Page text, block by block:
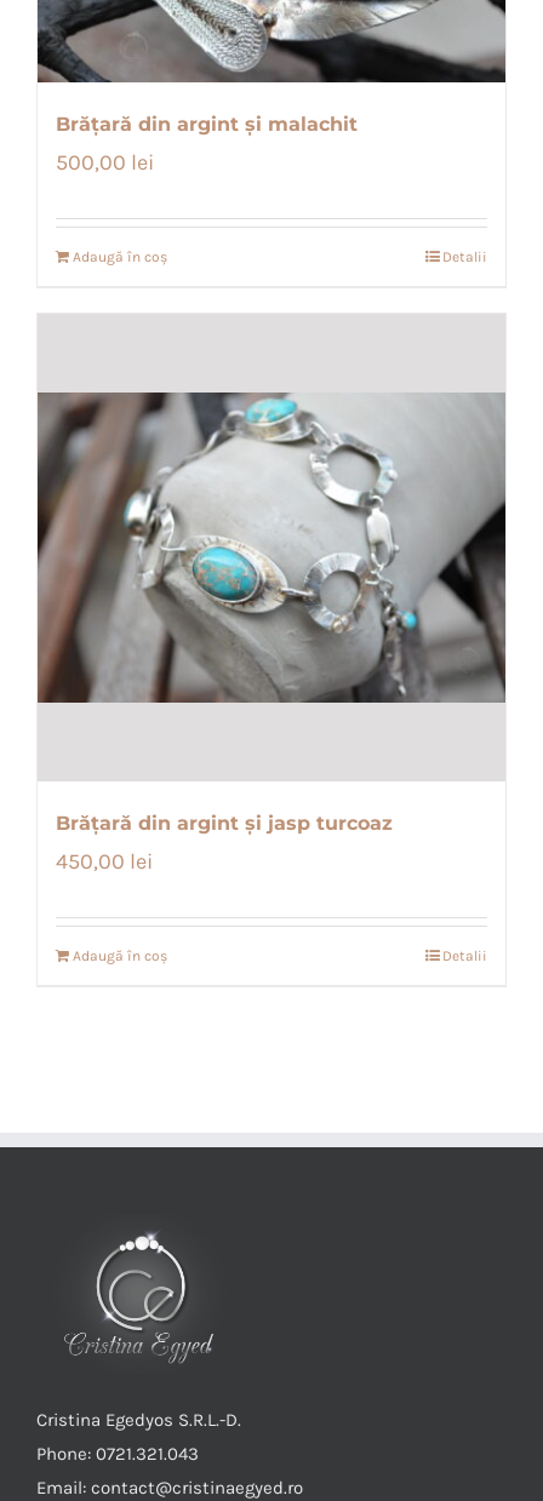
Brățară din argint și malachit
500,00 lei
Adaugă în coș Detalii
Brățară din argint și jasp turcoaz
450,00 lei
Adaugă în coș Detalii
Cristina Egedyos S.R.L.-D.
Phone: 0721.321.043
Email: contact@cristinaegyed.ro